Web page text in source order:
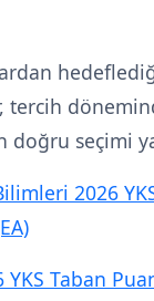
tercih
doğru seçimi
2026
Taban